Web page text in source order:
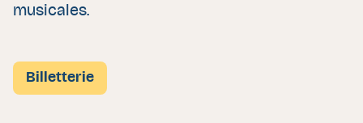
musicales.
Billetterie